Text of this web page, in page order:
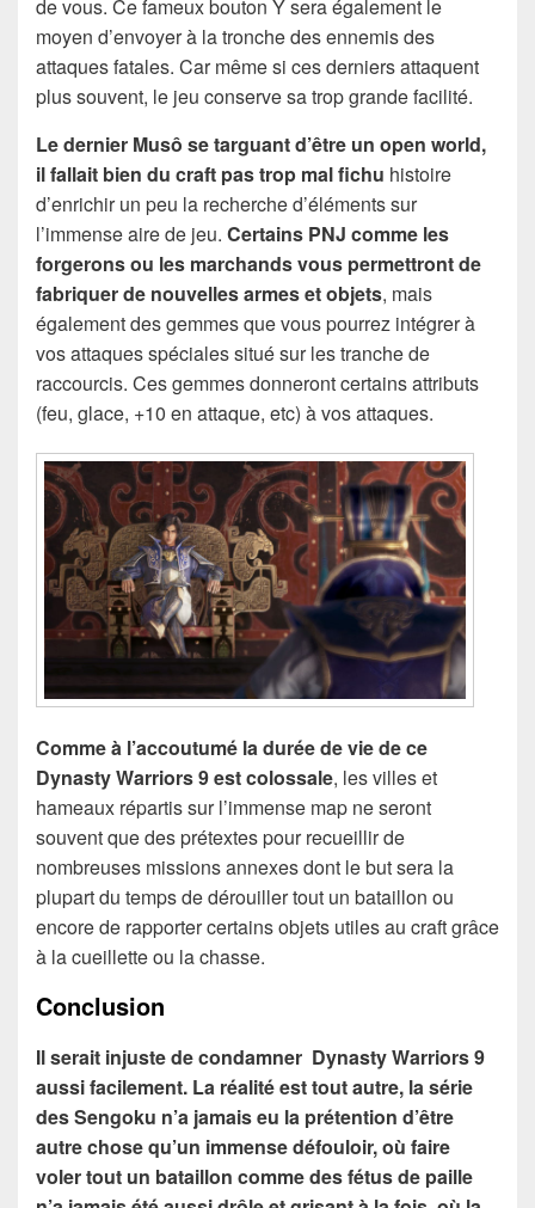
de vous. Ce fameux bouton Y sera également le
moyen d’envoyer à la tronche des ennemis des
attaques fatales. Car même si ces derniers attaquent
plus souvent, le jeu conserve sa trop grande facilité.
Le dernier Musô se targuant d’être un open world,
il fallait bien du craft pas trop mal fichu histoire
d’enrichir un peu la recherche d’éléments sur
l’immense aire de jeu. Certains PNJ comme les
forgerons ou les marchands vous permettront de
fabriquer de nouvelles armes et objets, mais
également des gemmes que vous pourrez intégrer à
vos attaques spéciales situé sur les tranche de
raccourcis. Ces gemmes donneront certains attributs
(feu, glace, +10 en attaque, etc) à vos attaques.
Comme à l’accoutumé la durée de vie de ce
Dynasty Warriors 9 est colossale, les villes et
hameaux répartis sur l’immense map ne seront
souvent que des prétextes pour recueillir de
nombreuses missions annexes dont le but sera la
plupart du temps de dérouiller tout un bataillon ou
encore de rapporter certains objets utiles au craft grâce
à la cueillette ou la chasse.
Conclusion
Il serait injuste de condamner Dynasty Warriors 9
aussi facilement. La réalité est tout autre, la série
des Sengoku n’a jamais eu la prétention d’être
autre chose qu’un immense défouloir, où faire
voler tout un bataillon comme des fétus de paille